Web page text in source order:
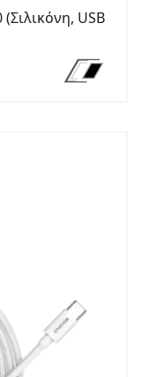
USB